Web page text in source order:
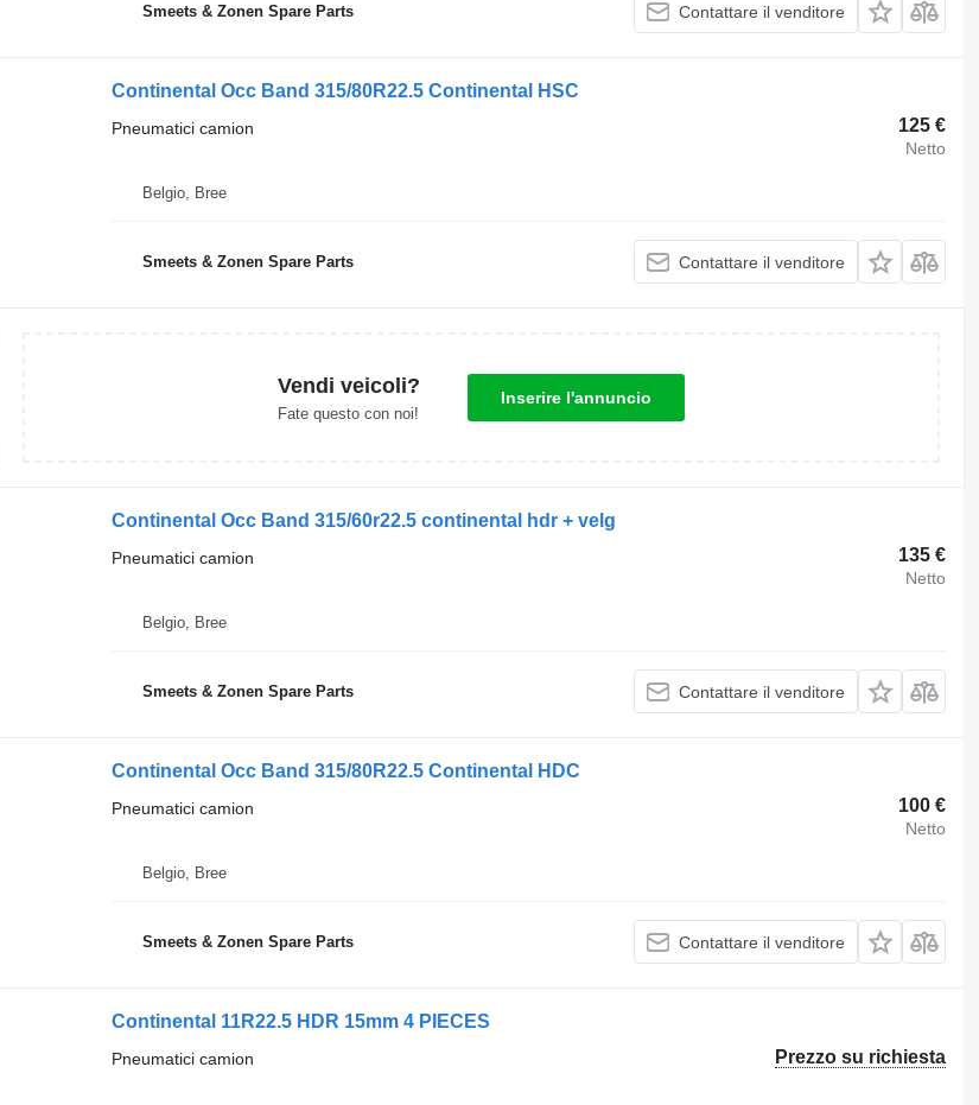
Smeets & Zonen Spare Parts Contattare il venditore
Continental Occ Band 315/80R22.5 Continental HSC
125 €
Netto
Pneumatici camion
Belgio, Bree
Smeets & Zonen Spare Parts Contattare il venditore
Vendi veicoli?
Fate questo con noi!
Inserire l'annuncio
Continental Occ Band 315/60r22.5 continental hdr + velg
135 €
Netto
Pneumatici camion
Belgio, Bree
Smeets & Zonen Spare Parts Contattare il venditore
Continental Occ Band 315/80R22.5 Continental HDC
100 €
Netto
Pneumatici camion
Belgio, Bree
Smeets & Zonen Spare Parts Contattare il venditore
Continental 11R22.5 HDR 15mm 4 PIECES
Prezzo su richiesta
Pneumatici camion